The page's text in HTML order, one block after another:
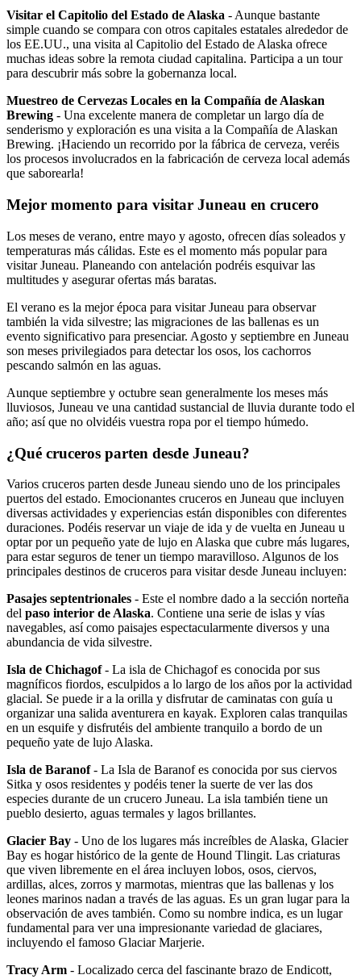
Visitar el Capitolio del Estado de Alaska - Aunque bastante
simple cuando se compara con otros capitales estatales alrededor de
los EE.UU., una visita al Capitolio del Estado de Alaska ofrece
muchas ideas sobre la remota ciudad capitalina. Participa a un tour
para descubrir más sobre la gobernanza local.
Muestreo de Cervezas Locales en la Compañía de Alaskan
Brewing - Una excelente manera de completar un largo día de
senderismo y exploración es una visita a la Compañía de Alaskan
Brewing. ¡Haciendo un recorrido por la fábrica de cerveza, veréis
los procesos involucrados en la fabricación de cerveza local además
que saborearla!
Mejor momento para visitar Juneau en crucero
Los meses de verano, entre mayo y agosto, ofrecen días soleados y
temperaturas más cálidas. Este es el momento más popular para
visitar Juneau. Planeando con antelación podréis esquivar las
multitudes y asegurar ofertas más baratas.
El verano es la mejor época para visitar Juneau para observar
también la vida silvestre; las migraciones de las ballenas es un
evento significativo para presenciar. Agosto y septiembre en Juneau
son meses privilegiados para detectar los osos, los cachorros
pescando salmón en las aguas.
Aunque septiembre y octubre sean generalmente los meses más
lluviosos, Juneau ve una cantidad sustancial de lluvia durante todo el
año; así que no olvidéis vuestra ropa por el tiempo húmedo.
¿Qué cruceros parten desde Juneau?
Varios cruceros parten desde Juneau siendo uno de los principales
puertos del estado. Emocionantes cruceros en Juneau que incluyen
diversas actividades y experiencias están disponibles con diferentes
duraciones. Podéis reservar un viaje de ida y de vuelta en Juneau u
optar por un pequeño yate de lujo en Alaska que cubre más lugares,
para estar seguros de tener un tiempo maravilloso. Algunos de los
principales destinos de cruceros para visitar desde Juneau incluyen:
Pasajes septentrionales - Este el nombre dado a la sección norteña
del paso interior de Alaska. Contiene una serie de islas y vías
navegables, así como paisajes espectacularmente diversos y una
abundancia de vida silvestre.
Isla de Chichagof- La isla de Chichagof es conocida por sus
magníficos fiordos, esculpidos a lo largo de los años por la actividad
glacial. Se puede ir a la orilla y disfrutar de caminatas con guía u
organizar una salida aventurera en kayak. Exploren calas tranquilas
en un esquife y disfrutéis del ambiente tranquilo a bordo de un
pequeño yate de lujo Alaska.
Isla de Baranof- La Isla de Baranof es conocida por sus ciervos
Sitka y osos residentes y podéis tener la suerte de ver las dos
especies durante de un crucero Juneau. La isla también tiene un
pueblo desierto, aguas termales y lagos brillantes.
Glacier Bay - Uno de los lugares más increíbles de Alaska, Glacier
Bay es hogar histórico de la gente de Hound Tlingit. Las criaturas
que viven libremente en el área incluyen lobos, osos, ciervos,
ardillas, alces, zorros y marmotas, mientras que las ballenas y los
leones marinos nadan a través de las aguas. Es un gran lugar para la
observación de aves también. Como su nombre indica, es un lugar
fundamental para ver una impresionante variedad de glaciares,
incluyendo el famoso Glaciar Marjerie.
Tracy Arm - Localizado cerca del fascinante brazo de Endicott,